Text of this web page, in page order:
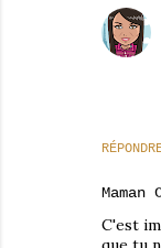
Maman
C'est